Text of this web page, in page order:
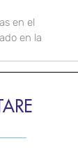
en el
en la